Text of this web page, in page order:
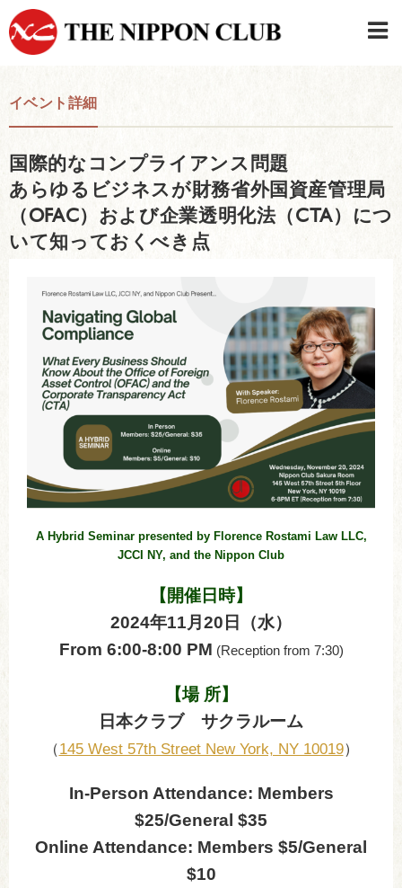
イベント詳細
国際的なコンプライアンス問題
あらゆるビジネスが財務省外国資産管理局
（OFAC）および企業透明化法（CTA）につ
いて知っておくべき点
A Hybrid Seminar presented by Florence Rostami Law LLC,
JCCI NY, and the Nippon Club
【開催日時】
2024年11月20日（水）
From 6:00-8:00 PM (Reception from 7:30)
【場 所】
日本クラブ サクラルーム
（145 West 57th Street New York, NY 10019）
In-Person Attendance: Members
$25/General $35
Online Attendance: Members $5/General
$10
日本クラブメンバーログイン
連絡先・駐車場
はじめてご利用の方はこちら